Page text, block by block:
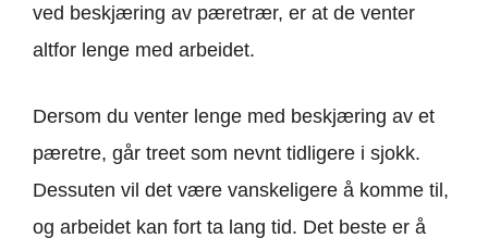
ved beskjæring av pæretrær, er at de venter
altfor lenge med arbeidet.
Dersom du venter lenge med beskjæring av et
pæretre, går treet som nevnt tidligere i sjokk.
Dessuten vil det være vanskeligere å komme til,
og arbeidet kan fort ta lang tid. Det beste er å